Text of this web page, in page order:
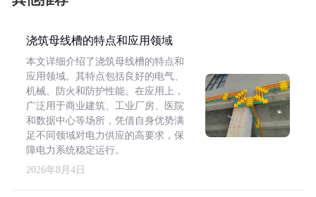
浇筑母线槽的特点和应用领域
本文详细介绍了浇筑母线槽的特点和
应用领域。其特点包括良好的电气、
机械、防火和防护性能。在应用上，
广泛用于商业建筑、工业厂房、医院
和数据中心等场所，凭借自身优势满
足不同领域对电力供应的高要求，保
障电力系统稳定运行。
2026年8月4日